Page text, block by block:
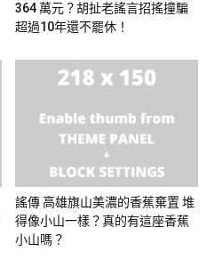
364 萬元？胡扯老謠言招搖撞騙
超過10年還不罷休！
謠傳 高雄旗山美濃的香蕉棄置 堆
得像小山一樣？真的有這座香蕉
小山嗎？